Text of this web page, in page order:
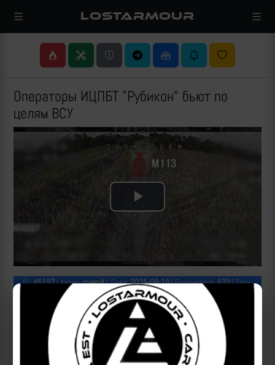
LOSTARMOUR
Операторы ИЦПБТ "Рубикон" бьют по
целям ВСУ
Play
ID:45197| Автор:makpif| Дата:2025-08-19| Просмотров:570| Теги:
Популярные за сегодня видео